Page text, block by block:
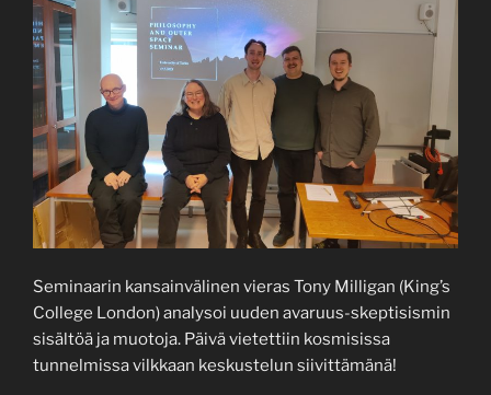
Seminaarin kansainvälinen vieras Tony Milligan (King’s
College London) analysoi uuden avaruus-skeptisismin
sisältöä ja muotoja. Päivä vietettiin kosmisissa
tunnelmissa vilkkaan keskustelun siivittämänä!